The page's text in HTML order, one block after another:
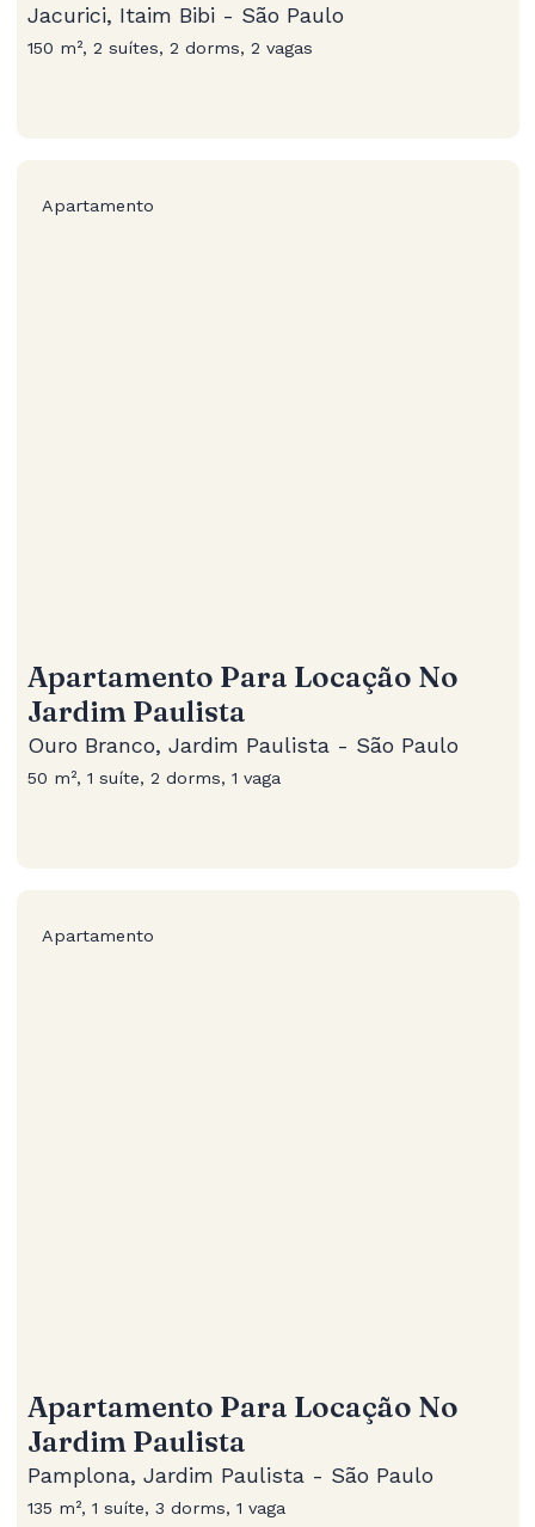
Jacurici, Itaim Bibi - São Paulo
150 m², 2 suítes, 2 dorms, 2 vagas
Apartamento
Apartamento Para Locação No
Jardim Paulista
Ouro Branco, Jardim Paulista - São Paulo
50 m², 1 suíte, 2 dorms, 1 vaga
Apartamento
Apartamento Para Locação No
Jardim Paulista
Pamplona, Jardim Paulista - São Paulo
135 m², 1 suíte, 3 dorms, 1 vaga